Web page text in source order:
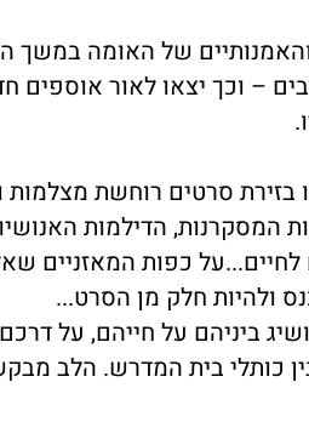
של האומה במשך
– וכך יצאו לאור אוספים
בזירת סרטים רוחשת מצלמות
המסקרנות, הדילמות
כפות המאזניים
ולהיות חלק מן הסרט...
ביניהם על חייהם, על
כותלי בית המדרש. הלב